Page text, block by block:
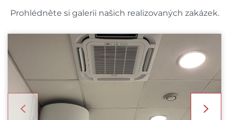
Prohlédněte si galerii našich realizovaných zakázek.